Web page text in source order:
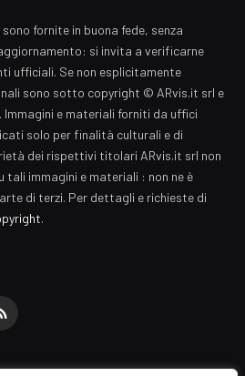
fornite in buona fede, senza
si invita a verificarne
ufficiali. Se non esplicitamente
sono sotto copyright © ARvis.it srl e
e materiali forniti da uffici
solo per finalità culturali e di
dei rispettivi titolari ARvis.it srl non
immagini e materiali : non ne è
di terzi. Per dettagli e richieste di
.
RSS